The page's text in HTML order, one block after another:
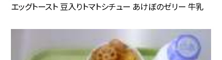
エッグトースト 豆入りトマトシチュー あけぼのゼリー 牛乳